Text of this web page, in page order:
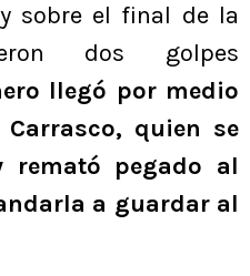
sobre el final de la
dos golpes
llegó por medio
quien se
remató pegado al
a guardar al